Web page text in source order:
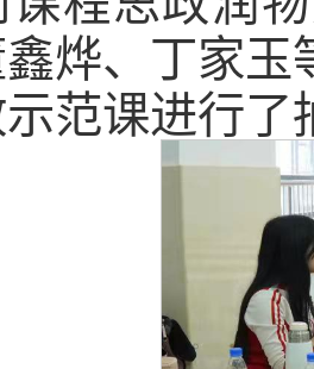
烨、丁家
范课进行了